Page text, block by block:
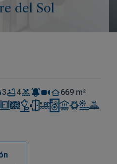
del Sol
3 4
669 m²